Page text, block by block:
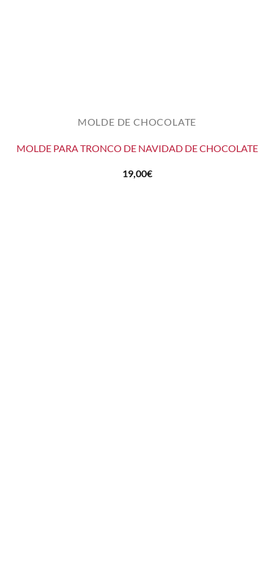
MOLDE DE CHOCOLATE
MOLDE PARA TRONCO DE NAVIDAD DE CHOCOLATE
19,00€